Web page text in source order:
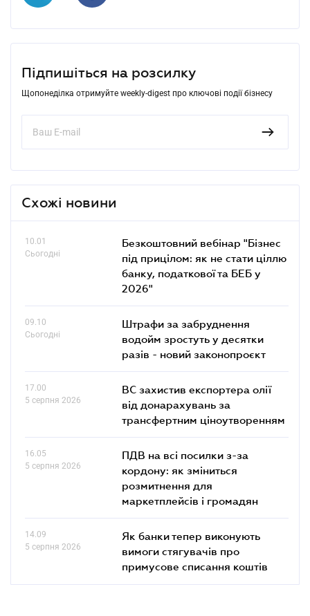
Підпишіться на розсилку
Щопонеділка отримуйте weekly-digest про ключові події бізнесу
Схожі новини
10.01
Сьогодні
Безкоштовний вебінар "Бізнес
під прицілом: як не стати ціллю
банку, податкової та БЕБ у
2026"
09.10
Сьогодні
Штрафи за забруднення
водойм зростуть у десятки
разів - новий законопроєкт
17.00
5 серпня 2026
ВС захистив експортера олії
від донарахувань за
трансфертним ціноутворенням
16.05
5 серпня 2026
ПДВ на всі посилки з-за
кордону: як зміниться
розмитнення для
маркетплейсів і громадян
14.09
5 серпня 2026
Як банки тепер виконують
вимоги стягувачів про
примусове списання коштів